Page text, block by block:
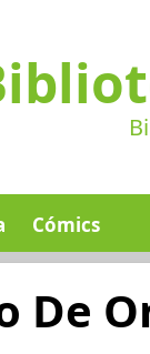
Cómics
De